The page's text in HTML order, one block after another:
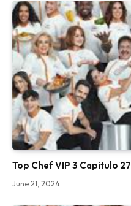
Top Chef VIP 3 Capitulo 27
June 21, 2024